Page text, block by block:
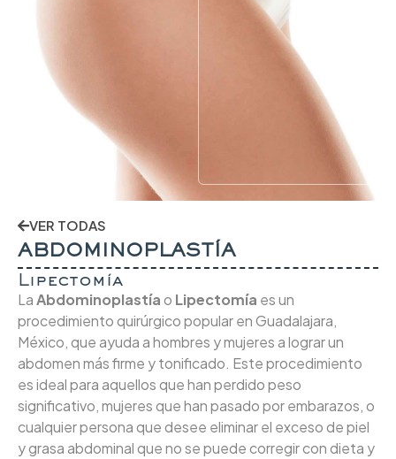
VER TODAS
ABDOMINOPLASTÍA
Lipectomía
LaAbdominoplastíao Lipectomía es un
procedimiento quirúrgico popular en Guadalajara,
México, que ayuda a hombres y mujeres a lograr un
abdomen más firme y tonificado. Este procedimiento
es ideal para aquellos que han perdido peso
significativo, mujeres que han pasado por embarazos, o
cualquier persona que desee eliminar el exceso de piel
y grasa abdominal que no se puede corregir con dieta y